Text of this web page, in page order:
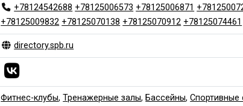
+78124542688 +78125006573 +78125006871
+78125009832 +78125070138 +78125070912 +78125074461
directory.spb.ru
Фитнес-клубы,Тренажерные залы, Бассейны,Спортивные